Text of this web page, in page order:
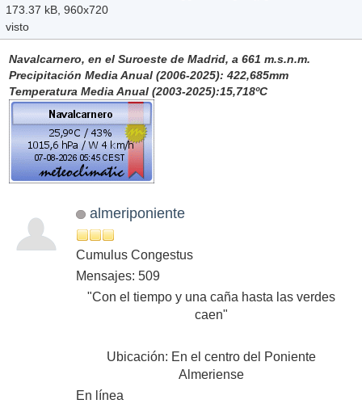
173.37 kB, 960x720
visto
Navalcarnero, en el Suroeste de Madrid, a 661 m.s.n.m.
Precipitación Media Anual (2006-2025): 422,685mm
Temperatura Media Anual (2003-2025):15,718ºC
almeriponiente
Cumulus Congestus
Mensajes: 509
"Con el tiempo y una caña hasta las verdes
caen"
Ubicación: En el centro del Poniente
Almeriense
En línea